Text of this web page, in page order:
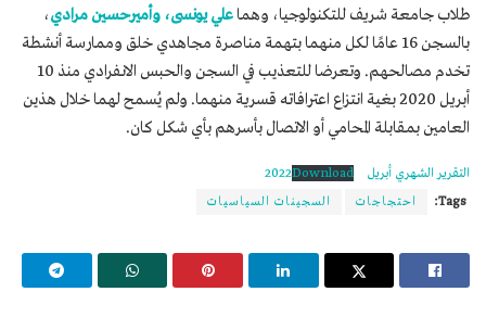
طلاب جامعة شريف للتكنولوجيا، وهماعلي يونسى، وأميرحسين مرادي،
بالسجن 16 عامًا لكل منهما بتهمة مناصرة مجاهدي خلق وممارسة أنشطة
تخدم مصالحهم. وتعرضا للتعذيب في السجن والحبس الانفرادي منذ 10
أبريل 2020 بغية انتزاع اعترافاته قسرية منهما. ولم يُسمح لهما خلال هذين
العامين بمقابلة المحامي أو الاتصال بأسرهم بأي شكل كان.
التقرير الشهري أبريل 2022 Download
Tags: احتجاجات السجينات السياسيات